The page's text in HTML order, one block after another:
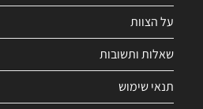
על הצוות
שאלות ותשובות
תנאי שימוש